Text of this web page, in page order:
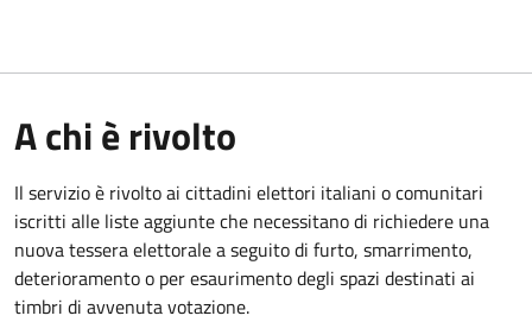
A chi è rivolto
Il servizio è rivolto ai cittadini elettori italiani o comunitari
iscritti alle liste aggiunte che necessitano di richiedere una
nuova tessera elettorale a seguito di furto, smarrimento,
deterioramento o per esaurimento degli spazi destinati ai
timbri di avvenuta votazione.